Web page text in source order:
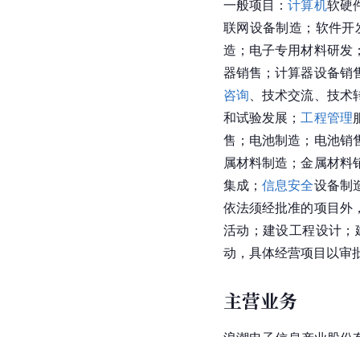
一般项目：计算机软硬
联网设备制造；软件
造；电子专用材料研发
器销售；计算器设备销
咨询、技术交流、技术
和试验发展；工程管理
售；电池制造；电池销
属材料制造；金属材料
集成；信息安全设备制
依法须经批准的项目外
活动；建设工程设计
动，具体经营项目以审
主营业务